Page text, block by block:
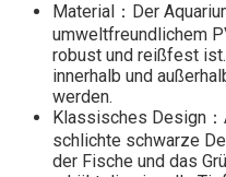
Material：Der
umweltfreundlichem
robust und reißfest
innerhalb und
werden.
Klassisches Design
schlichte schwarze
der Fische und das